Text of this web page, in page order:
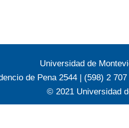
Universidad de
de Pena 2544 | (598) 2 707
© 2021 Universidad